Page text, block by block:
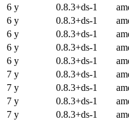
6 y
0.8.3+ds-1
6 y
0.8.3+ds-1
6 y
0.8.3+ds-1
6 y
0.8.3+ds-1
6 y
0.8.3+ds-1
7 y
0.8.3+ds-1
7 y
0.8.3+ds-1
7 y
0.8.3+ds-1
7 y
0.8.3+ds-1